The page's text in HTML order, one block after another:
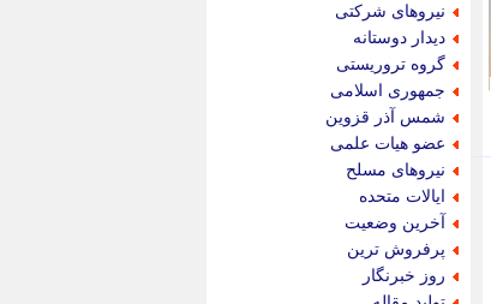
نیروهای شرکتی
دیدار دوستانه
گروه تروریستی
جمهوری اسلامی
شمس آذر قزوین
عضو هیات علمی
نیروهای مسلح
ایالات متحده
آخرین وضعیت
پرفروش ترین
روز خبرنگار